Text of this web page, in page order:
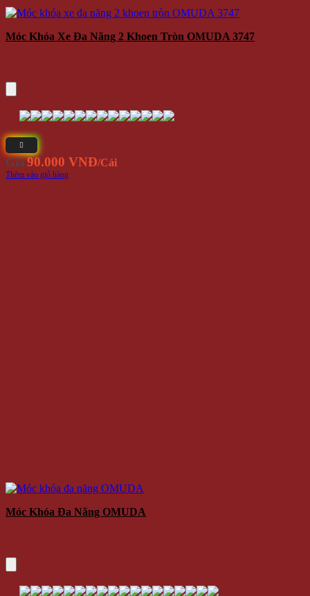
Móc Khóa Xe Đa Năng 2 Khoen Tròn OMUDA 3747
Giá90.000 VNĐ/Cái
Thêm vào giỏ hàng
Móc Khóa Đa Năng OMUDA